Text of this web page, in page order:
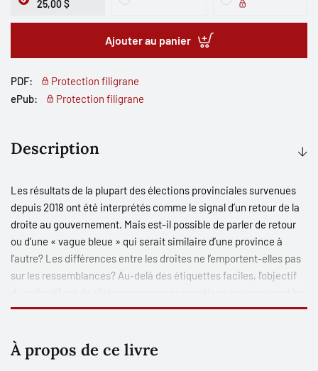
25,00 $
Ajouter au panier
PDF:
Protection filigrane
ePub:
Protection filigrane
Description
Les résultats de la plupart des élections provinciales survenues
depuis 2018 ont été interprétés comme le signal d’un retour de la
droite au gouvernement. Mais est-il possible de parler de retour
ou d’une « vague bleue » qui serait similaire d’une province à
l’autre? Les différences entre les droites ne l’emportent-elles pas
sur les ressemblances? Au-delà des étiquettes faciles, l’objectif
droites au Québec, en Ontario et en Alberta ainsi qu’au Nouveau-
partis et des études de cas des dirigeants et intellectuels
politiques, les textes réunis ici visent à cerner la nature
À propos de ce livre